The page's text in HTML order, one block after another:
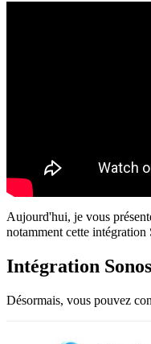
Aujourd'hui, je vous
notamment cette intégration
Intégration
Désormais, vous pouvez